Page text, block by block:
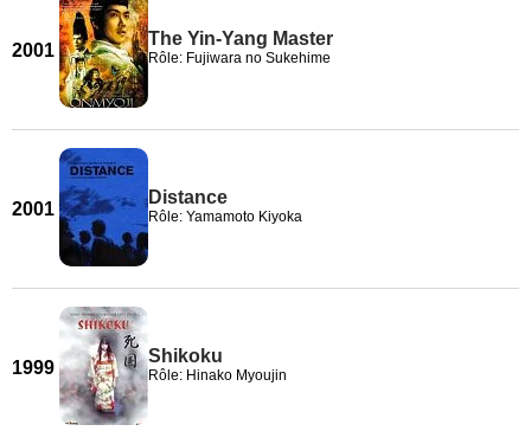
2001
The Yin-Yang Master
Rôle: Fujiwara no Sukehime
2001
Distance
Rôle: Yamamoto Kiyoka
1999
Shikoku
Rôle: Hinako Myoujin